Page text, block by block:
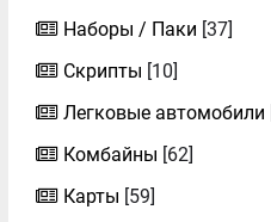
Наборы / Паки [37]
Скрипты [10]
Легковые автомобили
Комбайны [62]
Карты [59]